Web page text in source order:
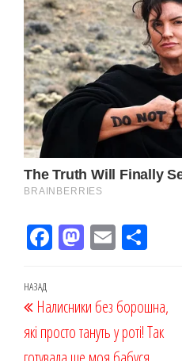
Fac
k
M
on
Em
ис
я
Навігація
записів
Попередній
запис
НАЗАД
Налисники без борошна,
які просто тануть у роті! Так